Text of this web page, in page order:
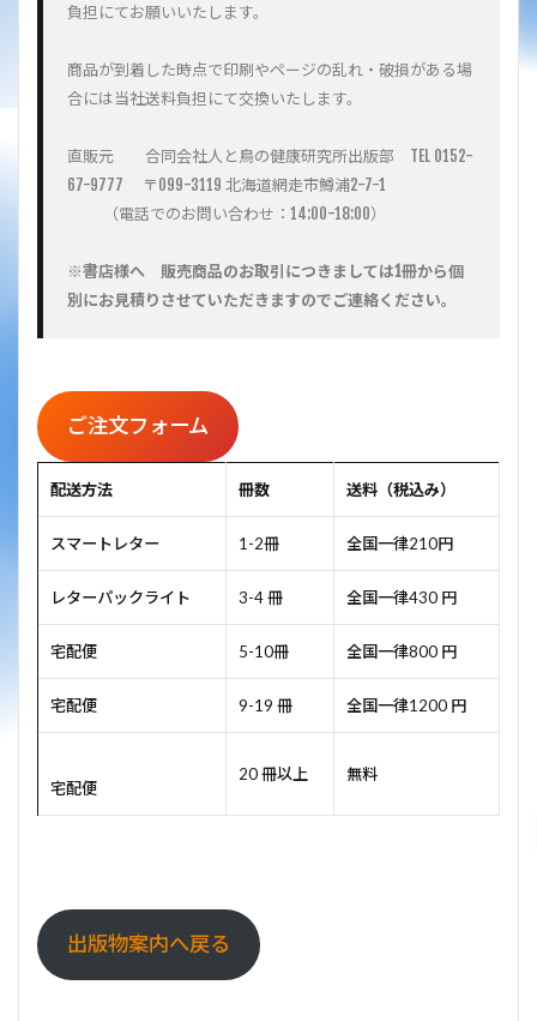
負担にてお願いいたします。
商品が到着した時点で印刷やページの乱れ・破損がある場
合には当社送料負担にて交換いたします。
直販元　　合同会社人と鳥の健康研究所出版部　TEL 0152-
67-9777 　〒099-3119 北海道網走市鱒浦2-7-1
          （電話でのお問い合わせ：14:00-18:00）
※書店様へ　販売商品のお取引につきましては1冊から個
別にお見積りさせていただきますのでご連絡ください。
ご注文フォーム
配送方法 冊数 送料（税込み）
スマートレター 1-2冊 全国一律210円
レターパックライト 3-4 冊 全国一律430 円
宅配便 5-10冊 全国一律800 円
宅配便 9-19 冊 全国一律1200 円
宅配便
20 冊以上 無料
出版物案内へ戻る